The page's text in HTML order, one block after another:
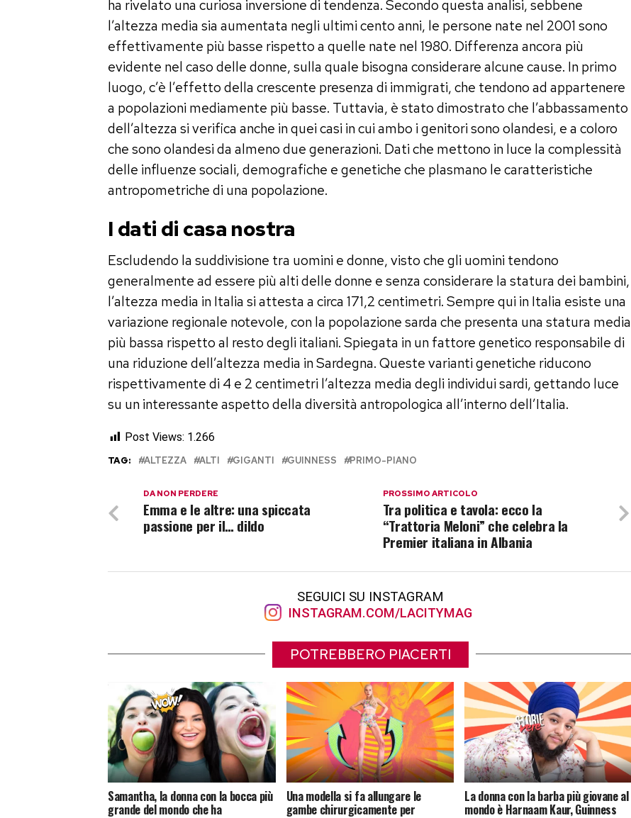
ha rivelato una curiosa inversione di tendenza. Secondo questa analisi, sebbene
l’altezza media sia aumentata negli ultimi cento anni, le persone nate nel 2001 sono
effettivamente più basse rispetto a quelle nate nel 1980. Differenza ancora più
evidente nel caso delle donne, sulla quale bisogna considerare alcune cause. In primo
luogo, c’è l’effetto della crescente presenza di immigrati, che tendono ad appartenere
a popolazioni mediamente più basse. Tuttavia, è stato dimostrato che l’abbassamento
dell’altezza si verifica anche in quei casi in cui ambo i genitori sono olandesi, e a coloro
che sono olandesi da almeno due generazioni. Dati che mettono in luce la complessità
delle influenze sociali, demografiche e genetiche che plasmano le caratteristiche
antropometriche di una popolazione.
I dati di casa nostra
Escludendo la suddivisione tra uomini e donne, visto che gli uomini tendono
generalmente ad essere più alti delle donne e senza considerare la statura dei bambini,
l’altezza media in Italia si attesta a circa 171,2 centimetri. Sempre qui in Italia esiste una
variazione regionale notevole, con la popolazione sarda che presenta una statura media
più bassa rispetto al resto degli italiani. Spiegata in un fattore genetico responsabile di
una riduzione dell’altezza media in Sardegna. Queste varianti genetiche riducono
rispettivamente di 4 e 2 centimetri l’altezza media degli individui sardi, gettando luce
su un interessante aspetto della diversità antropologica all’interno dell’Italia.
Post Views: 1.266
TAG: ALTEZZA ALTI GIGANTI GUINNESS PRIMO-PIANO
PROSSIMO ARTICOLO
Tra politica e tavola: ecco la
“Trattoria Meloni” che celebra la
Premier italiana in Albania
DA NON PERDERE
Emma e le altre: una spiccata
passione per il… dildo
SEGUICI SU INSTAGRAM
INSTAGRAM.COM/LACITYMAG
POTREBBERO PIACERTI
Samantha, la donna con la bocca più
grande del mondo che ha
Una modella si fa allungare le
gambe chirurgicamente per
La donna con la barba più giovane al
mondo è Harnaam Kaur, Guinness